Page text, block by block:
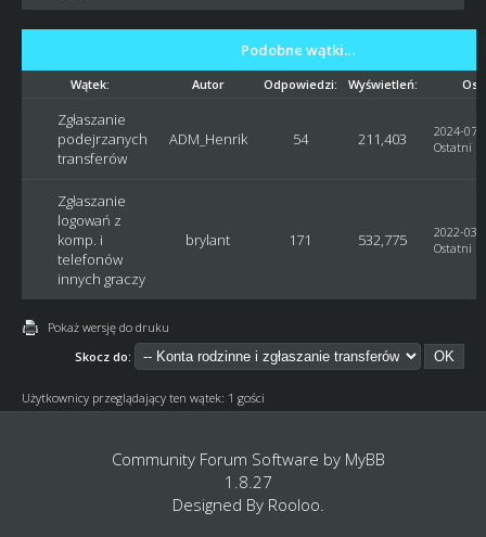
Podobne wątki…
Wątek: Autor Odpowiedzi: Wyświetleń:
Zgłaszanie
podejrzanych
transferów
ADM_Henrik 54 211,403
2024-07-
Ostatni
Zgłaszanie
logowań z
komp. i
telefonów
innych graczy
brylant 171 532,775
2022-03-
Ostatni
Pokaż wersję do druku
Skocz do:
Użytkownicy przeglądający ten wątek: 1 gości
Community Forum Software by MyBB
1.8.27
Designed By Rooloo.